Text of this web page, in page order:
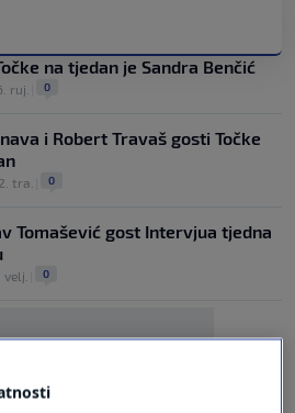
na tjedan je Sandra Benčić
ruj. 0
i Robert Travaš gosti Točke
tra. 0
Tomašević gost Intervjua tjedna
velj. 0